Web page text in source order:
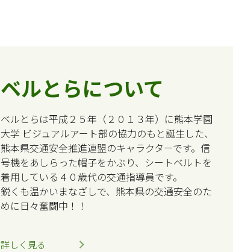
ベルとらについて
ベルとらは平成２５年（２０１３年）に熊本学園
大学 ビジュアルアート部の協力のもと誕生した、
熊本県交通安全推進連盟のキャラクターです。信
号機をあしらった帽子をかぶり、シートベルトを
着用している４０歳代の交通指導員です。
鋭くも温かいまなざしで、熊本県の交通安全のた
めに日々奮闘中！！
詳しく見る